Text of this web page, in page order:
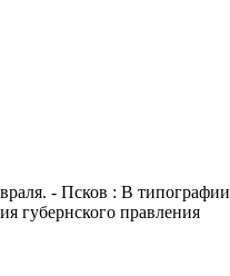
- Псков : В
губернского правления